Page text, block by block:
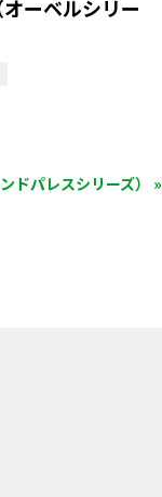
ーベルシリー
ドパレスシリーズ） »